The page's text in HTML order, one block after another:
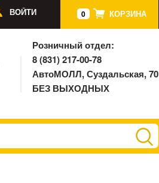
0 КОРЗИНА
ВОЙТИ
Розничный отдел:
8 (831) 217-00-78
АвтоМОЛЛ, Суздальская, 70
БЕЗ ВЫХОДНЫХ